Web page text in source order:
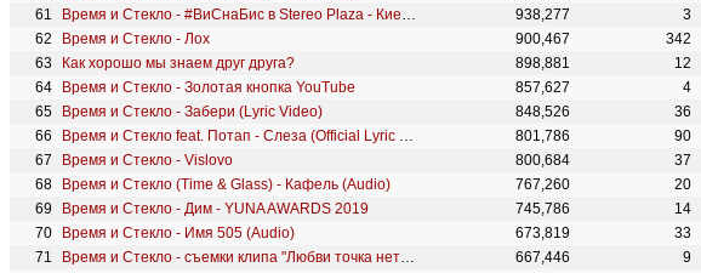
Время и Стекло - #ВиСнаБис в Stereo Plaza - Киев 2017
938,277 3
Время и Стекло - Лох
900,467 342
Как хорошо мы знаем друг друга?
898,881 12
Время и Стекло - Золотая кнопка YouTube
857,627 4
Время и Стекло - Забери (Lyric Video)
848,526 36
Время и Стекло feat. Потап - Слеза (Official Lyric Video)
801,786 90
Время и Стекло - Vislovo
800,684 37
Время и Стекло (Time & Glass) - Кафель (Audio)
767,260 20
Время и Стекло - Дим - YUNA AWARDS 2019
745,786 14
Время и Стекло - Имя 505 (Audio)
673,819 33
Время и Стекло - съемки клипа "Любви точка нет" (making of)
667,446 9